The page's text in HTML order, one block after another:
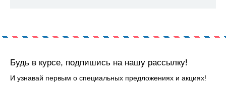
Будь в курсе, подпишись на нашу рассылку!
И узнавай первым о специальных предложениях и акциях!